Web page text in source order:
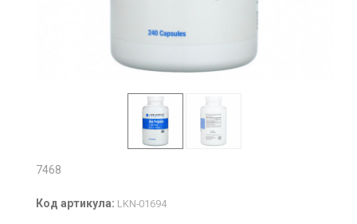
7468
Код артикула: LKN-01694